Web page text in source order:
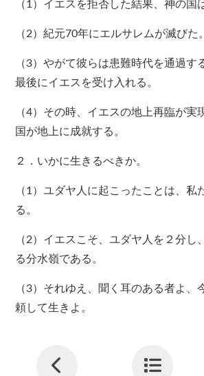
（1）イエスを拒否した結果、神の国
（2）紀元70年にエルサレムが滅びた。
（3）やがて彼らは患難時代を通過す
最後にイエスを受け入れる。
（4）その時、イエスの地上再臨が実
国が地上に成就する。
２．いかに生きるべきか。
（1）ユダヤ人に起こったことは、私
る。
（2）イエスこそ、ユダヤ人を２分し
る分水嶺である。
（3）それゆえ、聞く耳のある者よ、
頼して生きよ。